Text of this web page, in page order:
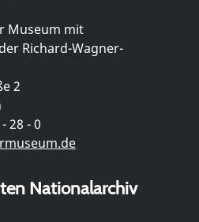
Museum mit
Richard-Wagner-
2
28 - 0
Nationalarchiv